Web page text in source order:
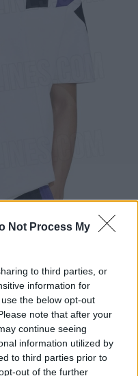
Not Process My
to third parties, or
information for
the below opt-out
note that after your
continue seeing
information utilized by
to third parties prior to
out of the further